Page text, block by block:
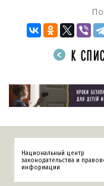
К
Национальный центр
законодательства и
информации